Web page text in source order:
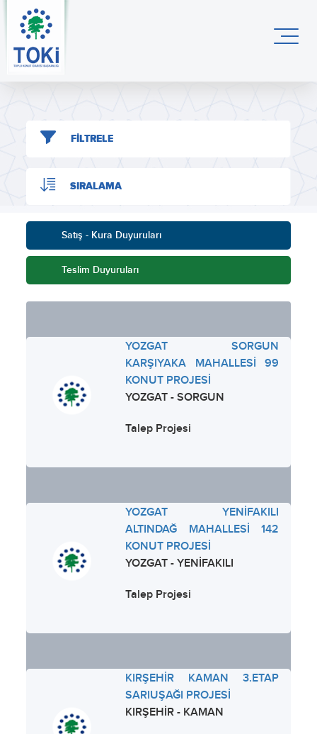
FİLTRELE
SIRALAMA
Satış - Kura Duyuruları
Teslim Duyuruları
YOZGAT SORGUN
KARŞIYAKA MAHALLESİ 99
KONUT PROJESİ
YOZGAT - SORGUN
Talep Projesi
YOZGAT YENİFAKILI
ALTINDAĞ MAHALLESİ 142
KONUT PROJESİ
YOZGAT - YENİFAKILI
Talep Projesi
KIRŞEHİR KAMAN 3.ETAP
SARIUŞAĞI PROJESİ
KIRŞEHİR - KAMAN